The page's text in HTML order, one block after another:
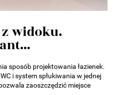
widoku.
sposób projektowania łazienek.
i system spłukiwania w jednej
zaoszczędzić miejsce